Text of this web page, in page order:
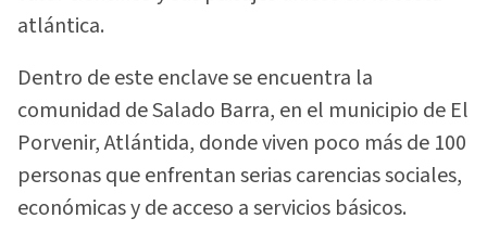
atlántica.
Dentro de este enclave se encuentra la
comunidad de Salado Barra, en el municipio de El
Porvenir, Atlántida, donde viven poco más de 100
personas que enfrentan serias carencias sociales,
económicas y de acceso a servicios básicos.